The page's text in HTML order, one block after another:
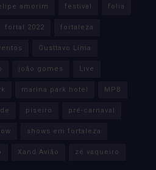
amorim festival folia
fortal 2022 fortaleza
Gusttavo Lima
joão gomes Live
marina park hotel MPB
piseiro pré-carnaval
shows em fortaleza
Xand Avião zé vaqueiro